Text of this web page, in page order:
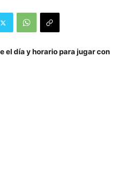
el día y horario para jugar con